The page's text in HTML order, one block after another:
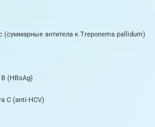
(суммарные антитела к Treponema pallidum)
В (НBsAg)
С (anti-HCV)